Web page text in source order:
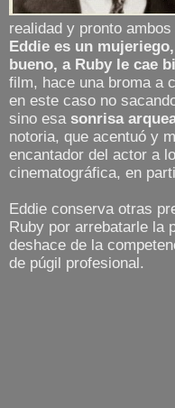
realidad y pronto
Eddie es un
bueno, a Ruby le cae
film, hace una broma a
en este caso no
sino esa sonrisa
notoria, que acentuó y
encantador del actor a
cinematográfica, en
Eddie conserva otras
Ruby por arrebatarle la
deshace de la
de púgil profesional.